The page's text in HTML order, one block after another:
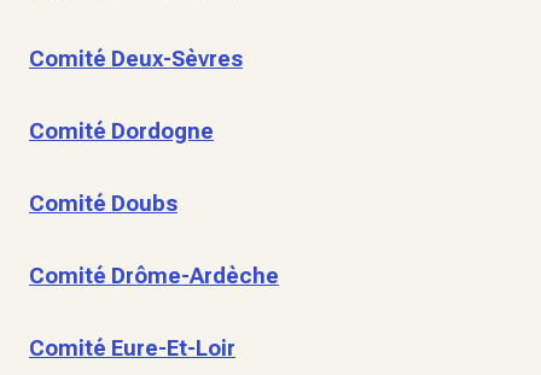
Comité Deux-Sèvres
Comité Dordogne
Comité Doubs
Comité Drôme-Ardèche
Comité Eure-Et-Loir